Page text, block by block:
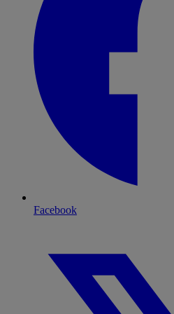
Facebook